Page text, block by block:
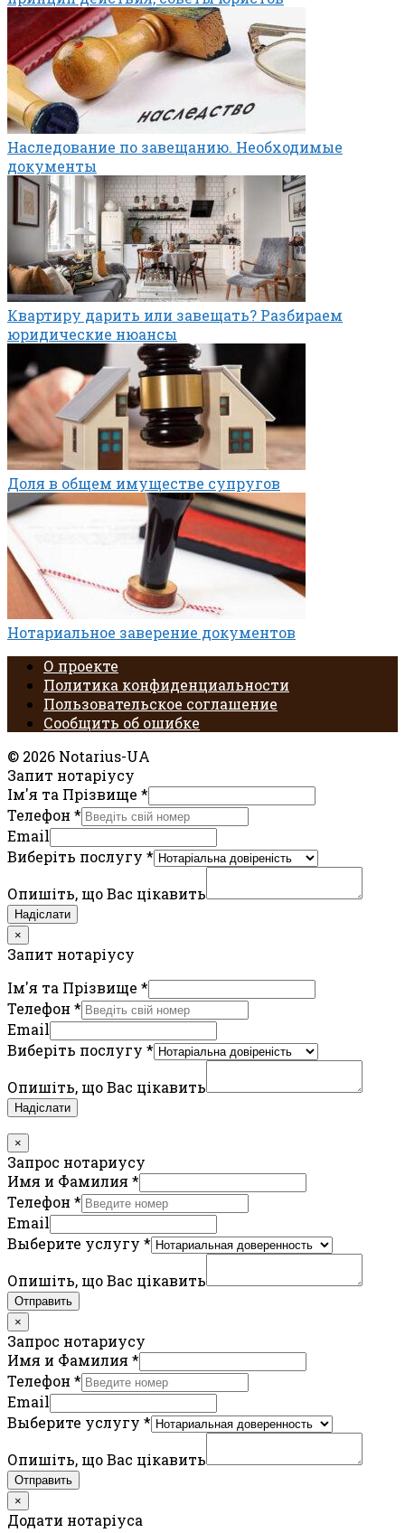
Наследование по завещанию. Необходимые
документы
Квартиру дарить или завещать? Разбираем
юридические нюансы
Доля в общем имуществе супругов
Нотариальное заверение документов
О проекте
Политика конфиденциальности
Пользовательское соглашение
Сообщить об ошибке
© 2026 Notarius-UA
Запит нотаріусу
Ім'я та Прізвище *
Телефон *
Email
Виберіть послугу *
Опишіть, що Вас цікавить
Надіслати
×
Запит нотаріусу
Ім'я та Прізвище *
Телефон *
Email
Виберіть послугу *
Опишіть, що Вас цікавить
Надіслати
×
Запрос нотариусу
Имя и Фамилия *
Телефон *
Email
Выберите услугу *
Опишіть, що Вас цікавить
Отправить
×
Запрос нотариусу
Имя и Фамилия *
Телефон *
Email
Выберите услугу *
Опишіть, що Вас цікавить
Отправить
×
Додати нотаріуса